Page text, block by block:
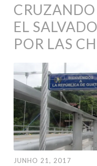
EL
POR LAS
JUNHO 21, 2017